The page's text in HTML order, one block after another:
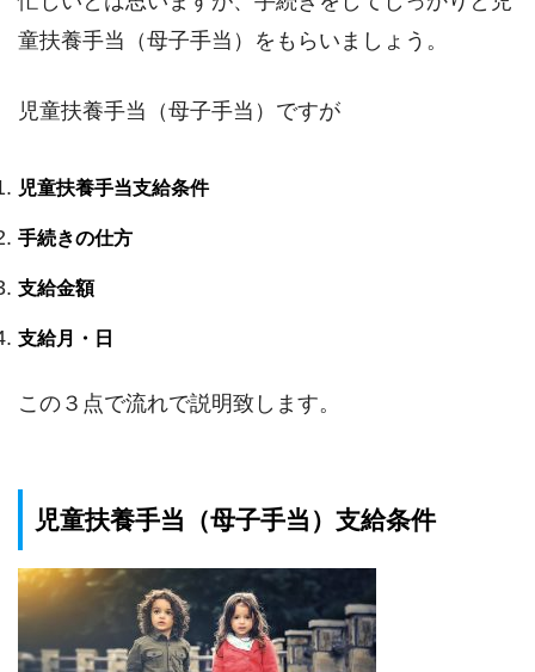
童扶養手当（母子手当）をもらいましょう。
児童扶養手当（母子手当）ですが
児童扶養手当支給条件
手続きの仕方
支給金額
支給月・日
この３点で流れで説明致します。
児童扶養手当（母子手当）支給条件